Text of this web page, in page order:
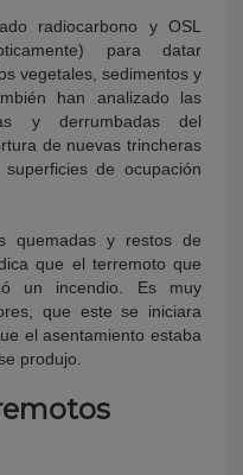
radiocarbono y OSL
para datar
vegetales, sedimentos y
han analizado las
y derrumbadas del
de nuevas trincheras
de ocupación
quemadas y restos de
que el terremoto que
un incendio. Es muy
que este se iniciara
el asentamiento estaba
produjo.